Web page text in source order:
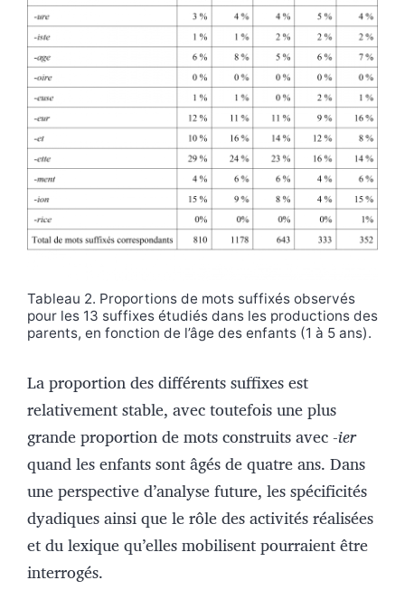
Tableau 2. Proportions de mots suffixés observés
pour les 13 suffixes étudiés dans les productions des
parents, en fonction de l’âge des enfants (1 à 5 ans).
La proportion des différents suffixes est
relativement stable, avec toutefois une plus
grande proportion de mots construits avec -ier
quand les enfants sont âgés de quatre ans. Dans
une perspective d’analyse future, les spécificités
dyadiques ainsi que le rôle des activités réalisées
et du lexique qu’elles mobilisent pourraient être
interrogés.